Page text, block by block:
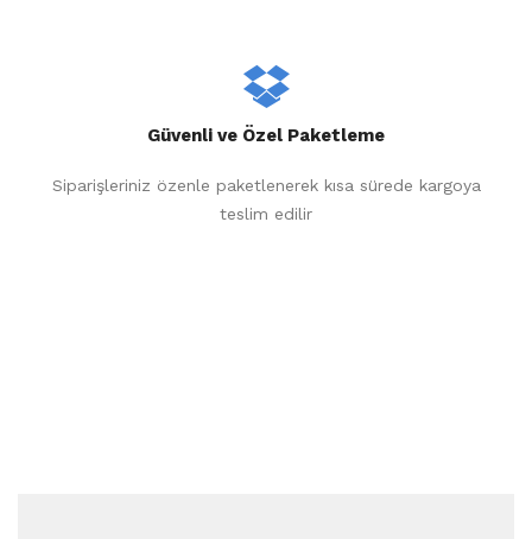
Güvenli ve Özel Paketleme
Siparişleriniz özenle paketlenerek kısa sürede kargoya
teslim edilir